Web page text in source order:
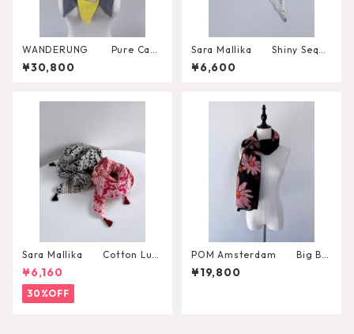
WANDERUNG Pure Cash
mere 100％ Triangle Scarf
¥30,800
Sara Mallika Shiny Sequi
n Embroidery Scarf
¥6,600
Sara Mallika Cotton Lure
x Border Print Scarf
¥6,160
30%OFF
POM Amsterdam Big Blo
oming Shawl
¥19,800